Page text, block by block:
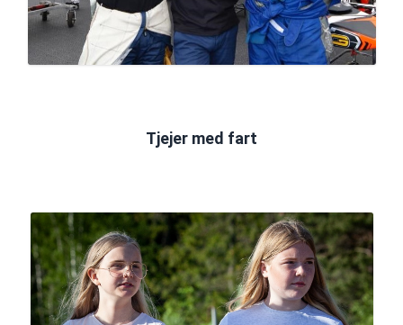
Tjejer med fart